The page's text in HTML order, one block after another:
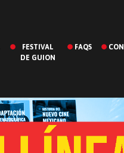
FESTIVAL
DE GUION
FAQS